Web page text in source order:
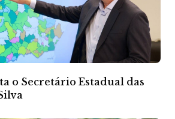
o Secretário Estadual das